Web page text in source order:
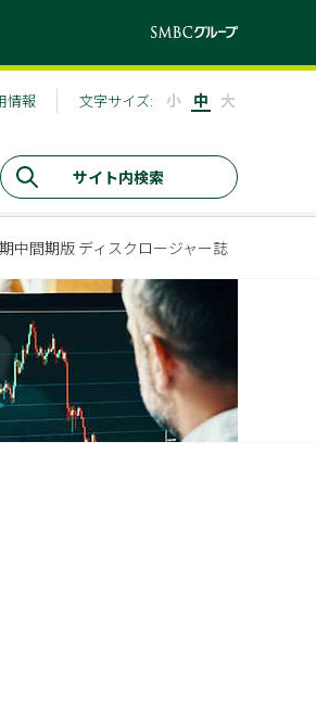
情報 文字サイズ: 小 中 大
中間期版 ディスクロージャー誌